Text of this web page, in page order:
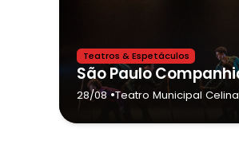
Teatros & Espetáculos
28/08•Teatro Municipal Celina